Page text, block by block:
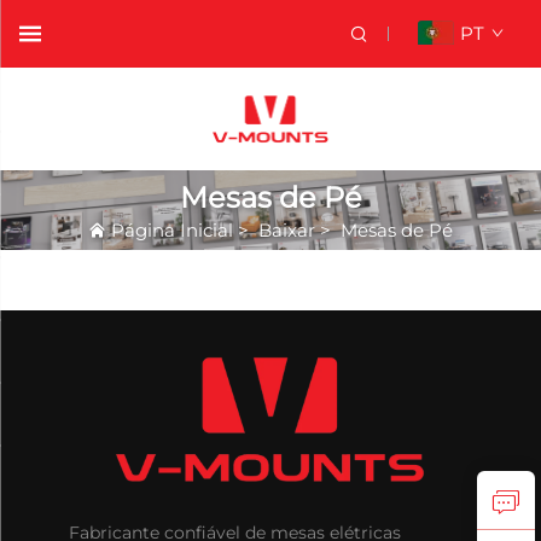
PT
Mesas de Pé
Página Inicial>Baixar>Mesas de Pé
Fabricante confiável de mesas elétricas